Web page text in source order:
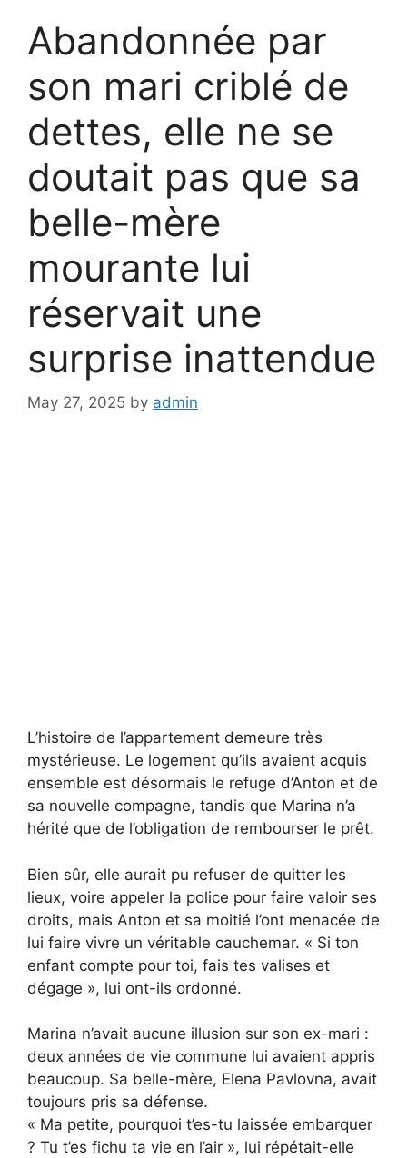
Abandonnée par
son mari criblé de
dettes, elle ne se
doutait pas que sa
belle-mère
mourante lui
réservait une
surprise inattendue
May 27, 2025 by admin
L’histoire de l’appartement demeure très
mystérieuse. Le logement qu’ils avaient acquis
ensemble est désormais le refuge d’Anton et de
sa nouvelle compagne, tandis que Marina n’a
hérité que de l’obligation de rembourser le prêt.
Bien sûr, elle aurait pu refuser de quitter les
lieux, voire appeler la police pour faire valoir ses
droits, mais Anton et sa moitié l’ont menacée de
lui faire vivre un véritable cauchemar. « Si ton
enfant compte pour toi, fais tes valises et
dégage », lui ont-ils ordonné.
Marina n’avait aucune illusion sur son ex-mari :
deux années de vie commune lui avaient appris
beaucoup. Sa belle-mère, Elena Pavlovna, avait
toujours pris sa défense.
« Ma petite, pourquoi t’es-tu laissée embarquer
? Tu t’es fichu ta vie en l’air », lui répétait-elle